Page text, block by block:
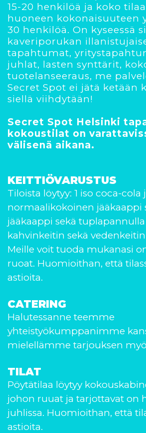
15-20 henkilöä ja koko
huoneen kokonaisuuteen
30 henkilöä. On kyseessä
kaveriporukan
tapahtumat,
juhlat, lasten synttärit,
tuotelanseeraus, me
Secret Spot ei jätä ketään
siellä viihdytään!
Secret Spot Helsinki
kokoustilat on
välisenä aikana.
KEITTIÖVARUSTUS
Tiloista löytyy: 1 iso coca-cola
normaalikokoinen jääkaappi
jääkaappi sekä tuplapannulla
kahvinkeitin sekä
Meille voit tuoda mukanasi
ruoat. Huomioithan, että
astioita.
CATERING
Halutessanne teemme
yhteistyökumppanimme
mielellämme tarjouksen
TILAT
Pöytätilaa löytyy
johon ruuat ja tarjottavat on
juhlissa. Huomioithan, että
astioita.